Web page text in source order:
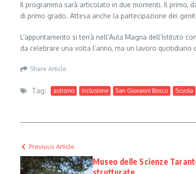
Il programma sarà articolato in due momenti. Il primo,
di primo grado. Attesa anche la partecipazione dei
L’appuntamento si terrà nell’Aula Magna dell’Istituto
da celebrare una volta l’anno, ma un lavoro
Share Article
Tag: autismo inclusione San Giovanni Bosco Scuola
Previous Article
Museo delle Scienze